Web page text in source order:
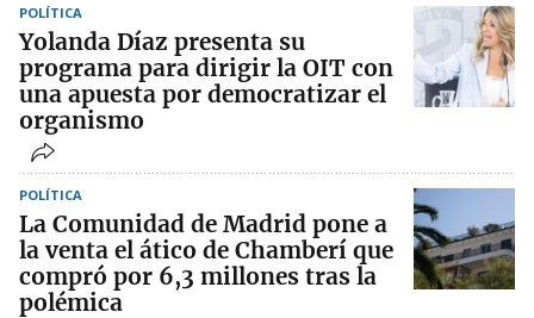
POLÍTICA
Yolanda Díaz presenta su
programa para dirigir la OIT con
una apuesta por democratizar el
organismo
POLÍTICA
La Comunidad de Madrid pone a
la venta el ático de Chamberí que
compró por 6,3 millones tras la
polémica